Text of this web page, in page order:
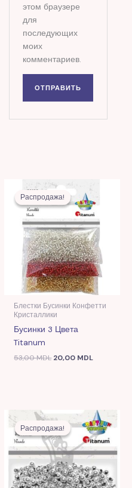
этом браузере
для
последующих
моих
комментариев.
Распродажа!
Распродажа!
Блестки Бусинки Конфетти
Кристаллики
Бусинки 3 Цвета
Titanum
53,00MDL
Первоначальная
цена
составляла
53,00 MDL.
20,00 MDL
20,00
Распродажа!
Распродажа!
Первоначальная
цена
составляла
42,00 MDL.
Текущая
цена:
16,00 MDL.